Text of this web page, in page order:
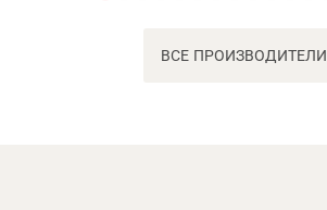
ВСЕ ПРОИЗВОДИТЕЛИ